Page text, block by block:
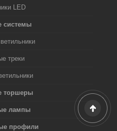
LED
системы
треки
торшеры
лампы
профили